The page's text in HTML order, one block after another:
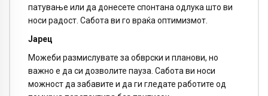
патување или да донесете спонтана одлука што ви
носи радост. Сабота ви го враќа оптимизмот.
Јарец
Можеби размислувате за обврски и планови, но
важно е да си дозволите пауза. Сабота ви носи
можност да забавите и да ги гледате работите од